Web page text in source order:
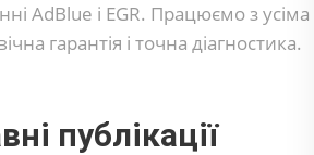
AdBlue і EGR. Працюємо з усіма
гарантія і точна діагностика.
публікації